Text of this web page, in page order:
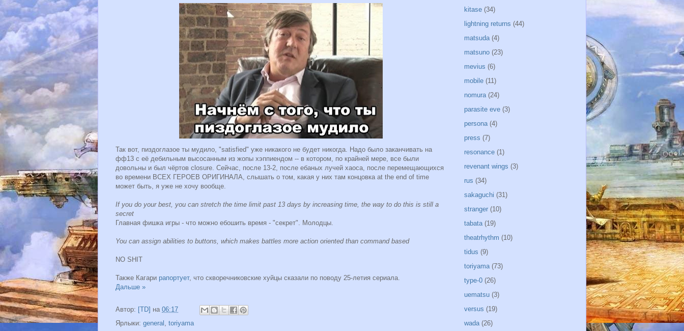
Так вот, пиздоглазое ты мудило, "satisfied" уже никакого не будет никогда. Надо было заканчивать на
фф13 с её дебильным высосанным из жопы хэппиендом -- в котором, по крайней мере, все были
довольны и был чёртов closure. Сейчас, после 13-2, после ебаных лучей хаоса, после перемещающихся
во времени ВСЕХ ГЕРОЕВ ОРИГИНАЛА, слышать о том, какая у них там концовка at the end of time
может быть, я уже не хочу вообще.
If you do your best, you can stretch the time limit past 13 days by increasing time, the way to do this is still a
secret
Главная фишка игры - что можно ебошить время - "секрет". Молодцы.
You can assign abilities to buttons, which makes battles more action oriented than command based
NO SHIT
Также Кагари рапортует, что скворечниковские хуйцы сказали по поводу 25-летия сериала.
Дальше »
Автор: [TD] на 06:17
Ярлыки: general , toriyama
kitase (34)
lightning returns (44)
matsuda (4)
matsuno (23)
mevius (6)
mobile (11)
nomura (24)
parasite eve (3)
persona (4)
press (7)
resonance (1)
revenant wings (3)
rus (34)
sakaguchi (31)
stranger (10)
tabata (19)
theatrhythm (10)
tidus (9)
toriyama (73)
type-0 (26)
uematsu (3)
versus (19)
wada (26)